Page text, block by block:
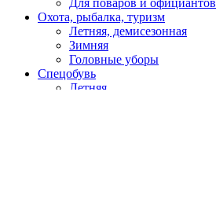
Для поваров и официантов
Охота, рыбалка, туризм
Летняя, демисезонная
Зимняя
Головные уборы
Спецобувь
Летняя